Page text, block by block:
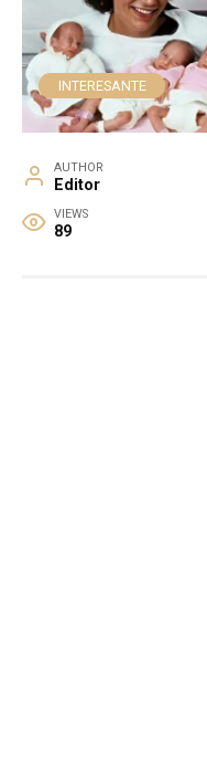
INTERESANTE
AUTHOR
Editor
VIEWS
89